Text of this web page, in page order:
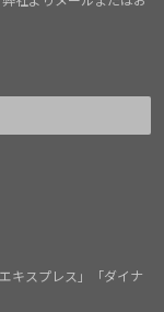
キスプレス」「ダイナ